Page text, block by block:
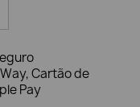
Cartão de
Pay